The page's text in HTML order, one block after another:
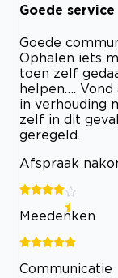
Goede service
Goede
Ophalen iets
toen zelf
helpen….
in verhouding
zelf in dit
geregeld.
Afspraak
Meedenken
Communicatie